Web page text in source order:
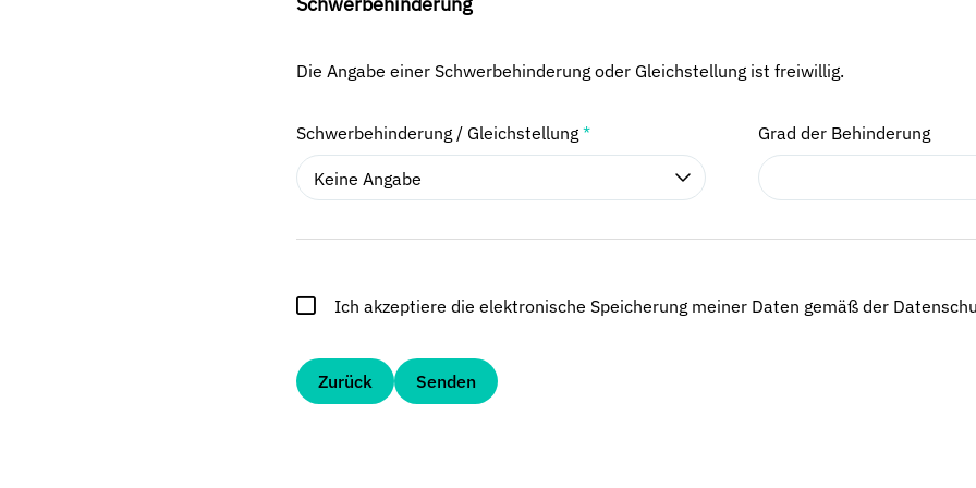
Die Angabe einer Schwerbehinderung oder Gleichstellung ist freiwillig.
Schwerbehinderung / Gleichstellung *
Keine Angabe
Grad der Behinderung
Ich akzeptiere die elektronische Speicherung meiner Daten gemäß der
Zurück Senden